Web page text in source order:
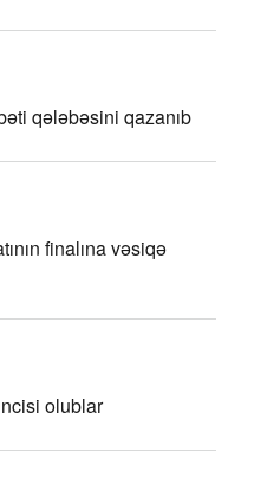
qələbəsini qazanıb
finalına vəsiqə
olublar